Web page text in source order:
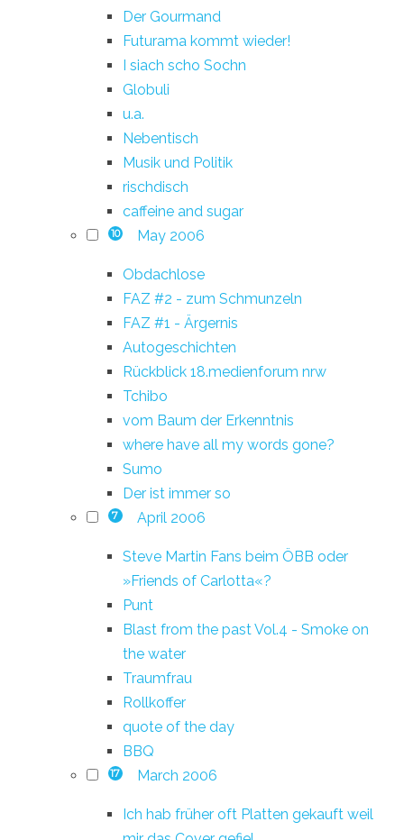
Der Gourmand
Futurama kommt wieder!
I siach scho Sochn
Globuli
u.a.
Nebentisch
Musik und Politik
rischdisch
caffeine and sugar
10 May 2006
Obdachlose
FAZ #2 - zum Schmunzeln
FAZ #1 - Ärgernis
Autogeschichten
Rückblick 18.medienforum nrw
Tchibo
vom Baum der Erkenntnis
where have all my words gone?
Sumo
Der ist immer so
7 April 2006
Steve Martin Fans beim ÖBB oder
»Friends of Carlotta«?
Punt
Blast from the past Vol.4 - Smoke on
the water
Traumfrau
Rollkoffer
quote of the day
BBQ
17 March 2006
Ich hab früher oft Platten gekauft weil